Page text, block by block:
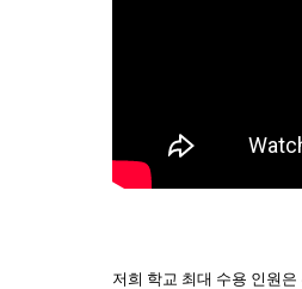
저희 학교 최대 수용 인원